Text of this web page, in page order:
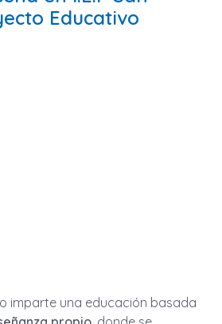
Educativo
imparte una educación basada